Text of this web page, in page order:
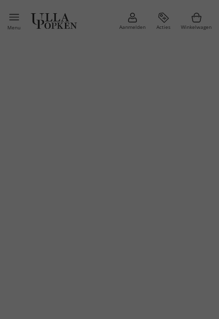
Menu Aanmelden Acties Winkelwagen